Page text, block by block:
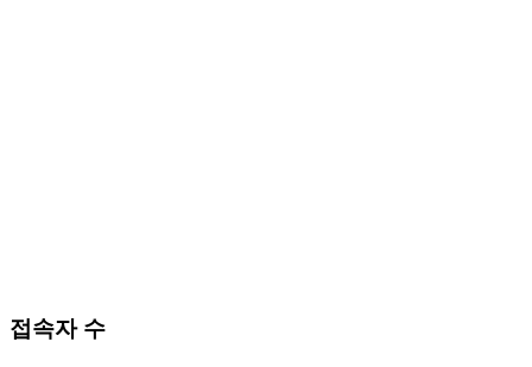
접속자 수